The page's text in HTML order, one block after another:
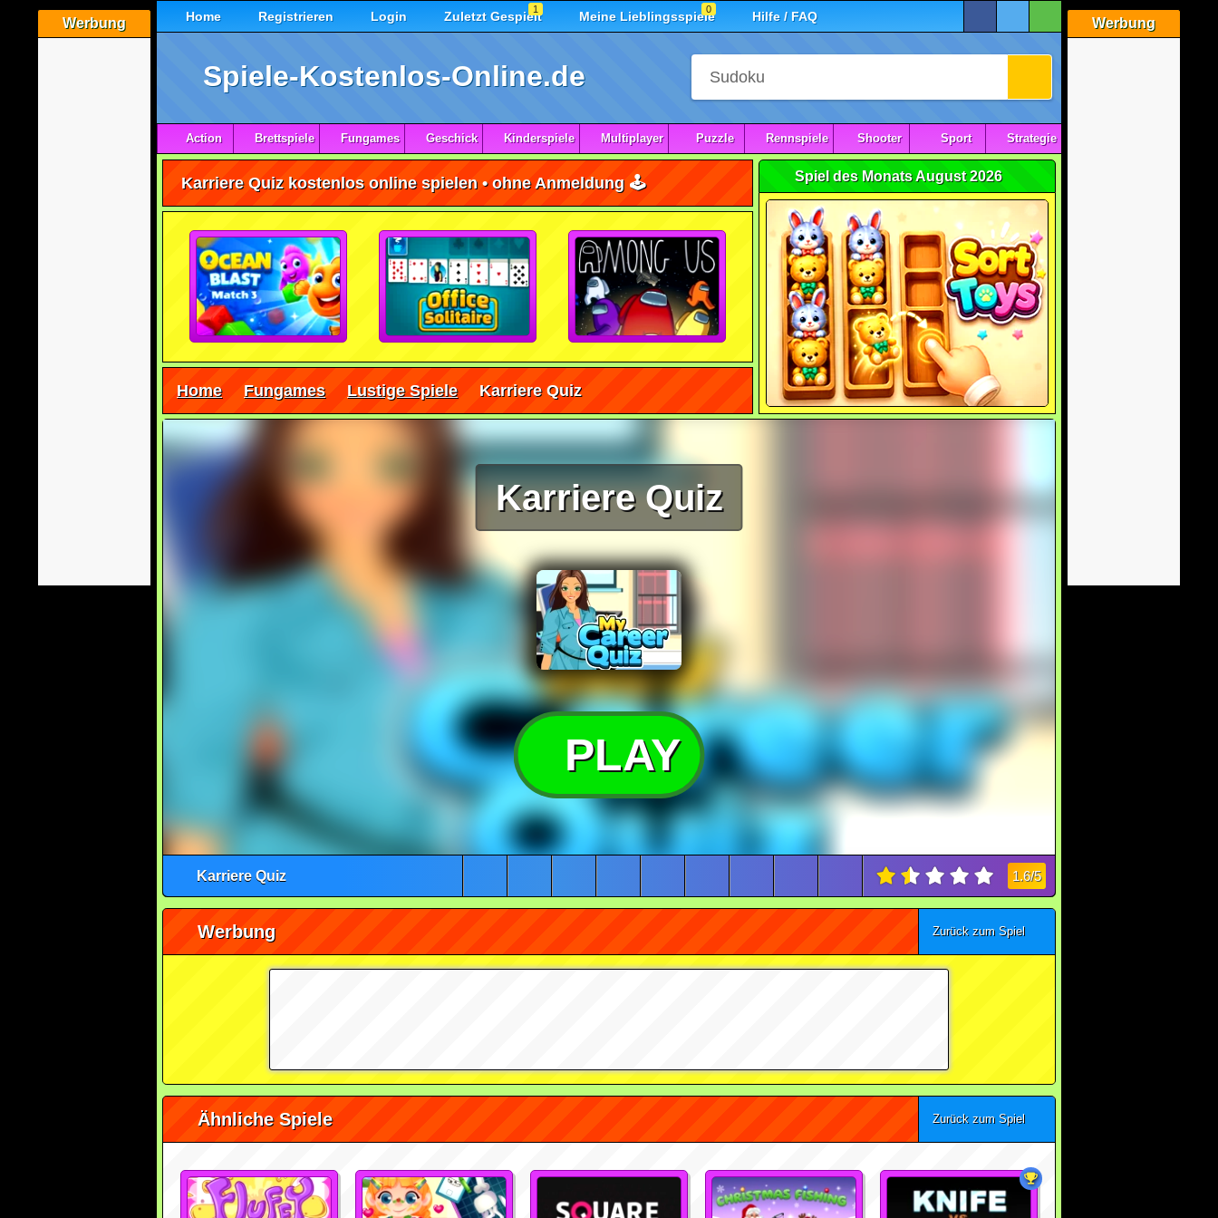
Werbung Werbung
Home Registrieren Login Zuletzt Gespielt
1 Meine Lieblingsspiele
0 Hilfe / FAQ
Spiele-Kostenlos-Online.de
Action Brettspiele Fungames Geschick Kinderspiele Multiplayer Puzzle Rennspiele Shooter Sport Strategie
Karriere Quiz kostenlos online spielen • ohne Anmeldung 🕹️
Home Fungames Lustige Spiele Karriere Quiz
Spiel des Monats August 2026
Karriere Quiz
PLAY
Karriere Quiz 1.6/5
Werbung Zurück zum Spiel
Ähnliche Spiele Zurück zum Spiel